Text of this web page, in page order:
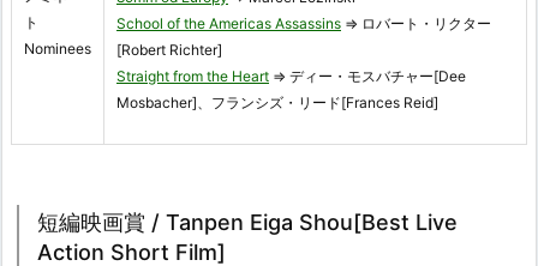
ト
Nominees
School of the Americas Assassins ⇒ ロバート・リクター
[Robert Richter]
Straight from the Heart ⇒ ディー・モスバチャー[Dee
Mosbacher]、フランシズ・リード[Frances Reid]
短編映画賞 / Tanpen Eiga Shou[Best Live
Action Short Film]